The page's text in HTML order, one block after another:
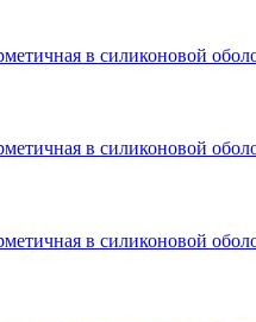
в силиконовой
в силиконовой
в силиконовой